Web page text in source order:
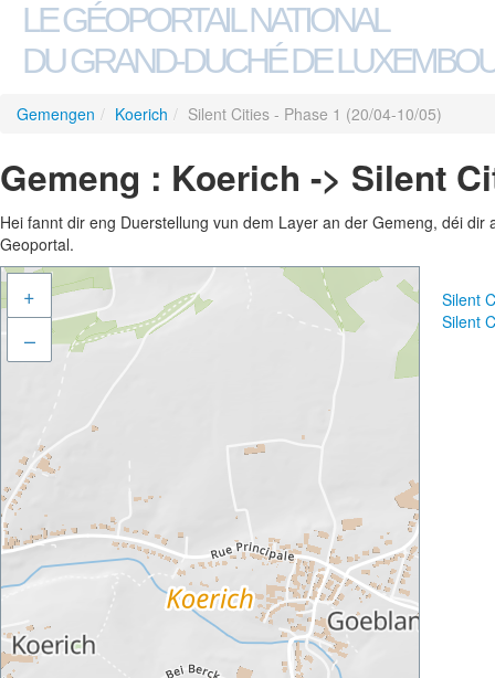
LE GÉOPORTAIL NATIONAL
DU GRAND-DUCHÉ DE
Gemengen / Koerich / Silent Cities - Phase 1 (20/04-10/05)
Gemeng : Koerich -> Silent
Hei fannt dir eng Duerstellung vun dem Layer an der Gemeng, déi
Geoportal.
+
–
Silent
Silent